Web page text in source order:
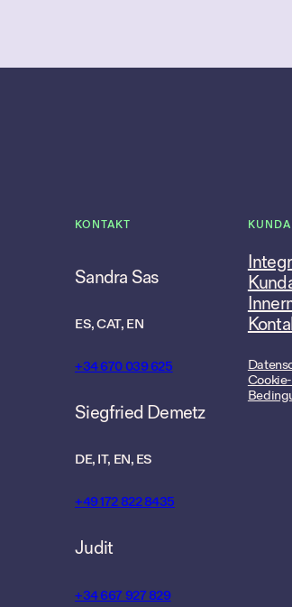
KONTAKT
Sandra Sas
ES, CAT, EN
+34 670 039 625
Siegfried Demetz
DE, IT, EN, ES
+49 172 822 8435
Judit
+34 667 927 829